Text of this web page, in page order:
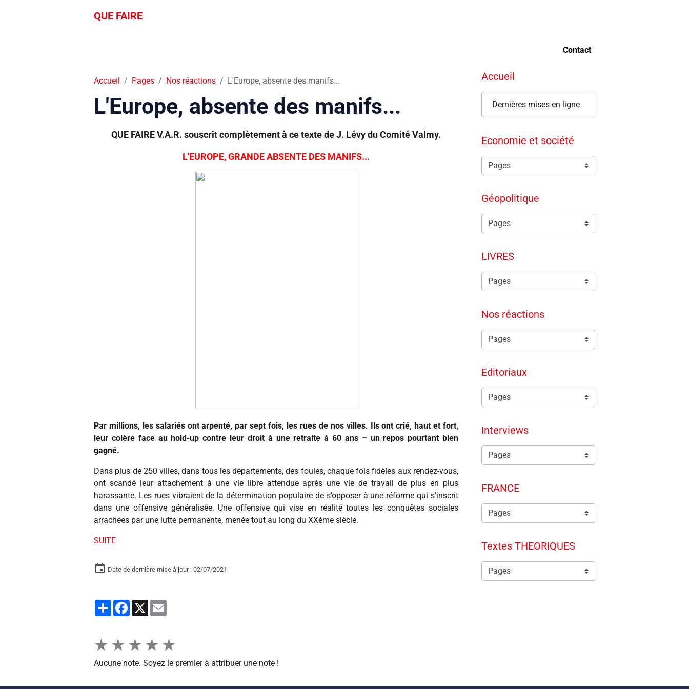
QUE FAIRE
Contact
Accueil Pages Nos réactions L'Europe, absente des manifs...
L'Europe, absente des manifs...
QUE FAIRE V.A.R. souscrit complètement à ce texte de J. Lévy du Comité Valmy.
L'EUROPE, GRANDE ABSENTE DES MANIFS...
Par millions, les salariés ont arpenté, par sept fois, les rues de nos villes. Ils ont crié, haut et fort,
leur colère face au hold-up contre leur droit à une retraite à 60 ans – un repos pourtant bien
gagné.
Dans plus de 250 villes, dans tous les départements, des foules, chaque fois fidèles aux rendez-vous,
ont scandé leur attachement à une vie libre attendue après une vie de travail de plus en plus
harassante. Les rues vibraient de la détermination populaire de s’opposer à une réforme qui s’inscrit
dans une offensive généralisée. Une offensive qui vise en réalité toutes les conquêtes sociales
arrachées par une lutte permanente, menée tout au long du XXème siècle.
SUITE
Date de dernière mise à jour : 02/07/2021
PartagerFacebook
X
★ ★ ★ ★ ★
Aucune note. Soyez le premier à attribuer une note !
Accueil
Dernières mises en ligne
Economie et société
Géopolitique
LIVRES
Nos réactions
Editoriaux
Interviews
FRANCE
Textes THEORIQUES